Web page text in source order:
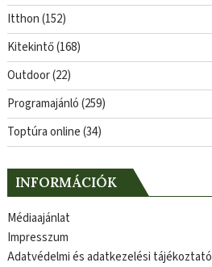
Itthon(152)
Kitekintő(168)
Outdoor(22)
Programajánló(259)
Toptúra online(34)
INFORMÁCIÓK
Médiaajánlat
Impresszum
Adatvédelmi és adatkezelési tájékoztató